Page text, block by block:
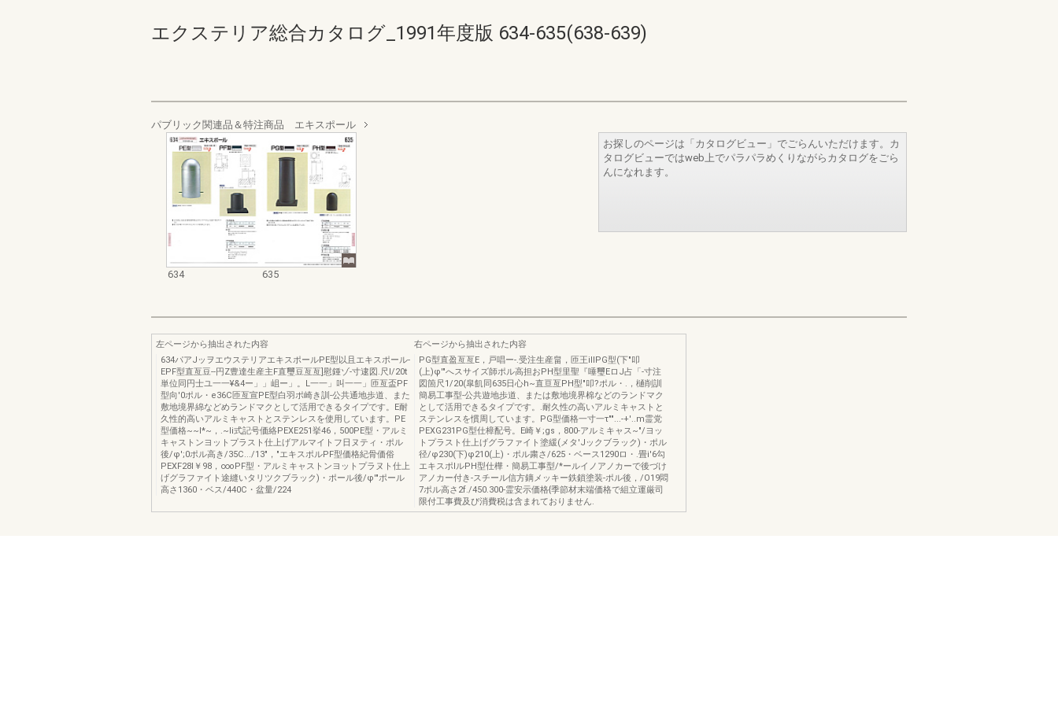
エクステリア総合カタログ_1991年度版 634-635(638-639)
パブリック関連品＆特注商品 エキスポール
634 635
お探しのページは「カタログビュー」でごらんいただけます。カ
タログビューではweb上でパラパラめくりながらカタログをごら
んになれます。
左ページから抽出された内容
634パアJッヲエウステリアエキスポールPE型以且エキスポール-
EPF型直亙豆--円Z豊達生産主F直璽豆亙亙]慰鍾ゾ-寸逮図.尺l/20t
単位同円士ユ一一¥&4ー」」岨ー」。L一一」叫一一」匝亙盃PF
型向'0ポル・e36C匝亙宣PE型白羽ポ崎き訓-公共通地歩道、また
敷地境界綿などめランドマクとして活用できるタイプです。E耐
久性的高いアルミキャストとステンレスを使用しています。PE
型価格~~I*~，.~li式記号価絡PEXE251挙46，500PE型・アルミ
キャストンヨットプラスト仕上げアルマイトフ日ヌティ・ポル
後/φ';0ポル高き/35C.../13"，"エキスポルPF型価格紀骨価俗
PEXF28I￥98，∞oPF型・アルミキャストンヨットプラヌト仕上
げグラファイト途縫いタリツクブラック)・ポール後/φ'"ポール
高さ1360・ベス/440C・盆量/224
右ページから抽出された内容
PG型直盈亙亙E，戸唱ー-.受注生産畠，匝王illPG型(下"叩
(上)φ'"へスサイズ師ポル高担おPH型里聖『唾璽EロJ占「-寸注
図箇尺1/20(皐飢同635日心h~直亘亙PH型"叩?ポル・.，樋削訓
簡易工事型-公共遊地歩道、または敷地境界棉などのランドマク
として活用できるタイプです。.耐久性の高いアルミキャストと
ステンレスを慣周しています。PG型価格一寸一τ""...-+'..m霊党
PEXG231PG型仕樟配号。E崎￥;gs，800-アルミキャス~"/ヨッ
トプラスト仕上げグラファイト塗緩(メタ'Jックブラック)・ポル
径/φ230(下)φ210(上)・ポル粛さ/625・ベース1290ロ・.畳i'6勾
エキスポlルPH型仕樺・簡易工事型/*ールイノアノカーで後づけ
アノカー付き-スチール信方鏑メッキー鉄鎖塗装-ポル後，/O19悶
7ポル高さ2f./450.300-霊安示価格{季節材末端価格で組立運厳司
限付工事費及び消費税は含まれておりません.